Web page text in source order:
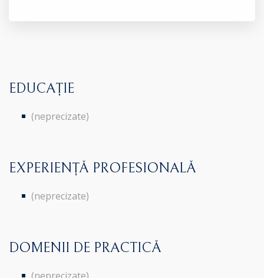
EDUCAȚIE
(neprecizate)
EXPERIENȚĂ PROFESIONALĂ
(neprecizate)
DOMENII DE PRACTICĂ
(neprecizate)